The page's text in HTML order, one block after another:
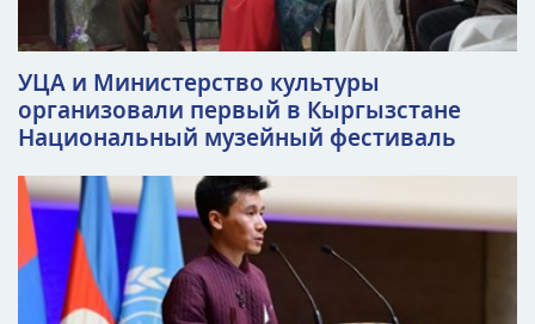
УЦА и Министерство культуры
организовали первый в Кыргызстане
Национальный музейный фестиваль